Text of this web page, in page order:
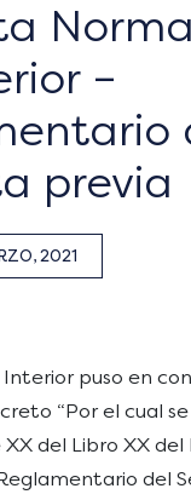
–
previa
2021
puso en
“Por el cual
del Libro XX del
del